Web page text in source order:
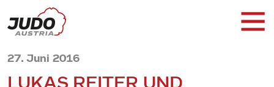
27. Juni 2016
LUKAS REITER UND